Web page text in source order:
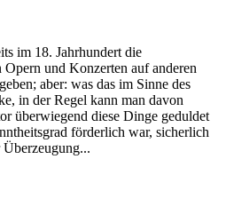
im 18. Jahrhundert die
Opern und Konzerten auf anderen
aber: was das im Sinne des
in der Regel kann man davon
überwiegend diese Dinge geduldet
förderlich war, sicherlich
Überzeugung...